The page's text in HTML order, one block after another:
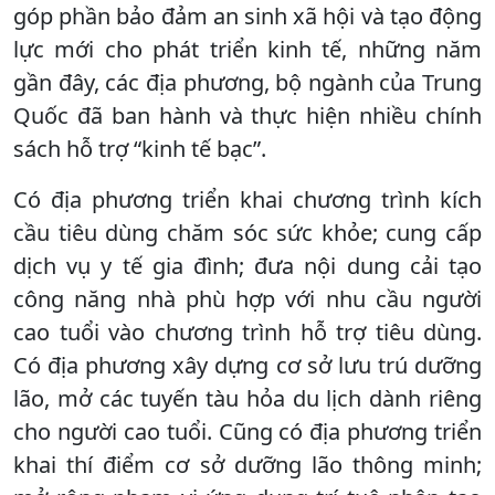
góp phần bảo đảm an sinh xã hội và tạo động
lực mới cho phát triển kinh tế, những năm
gần đây, các địa phương, bộ ngành của Trung
Quốc đã ban hành và thực hiện nhiều chính
sách hỗ trợ “kinh tế bạc”.
Có địa phương triển khai chương trình kích
cầu tiêu dùng chăm sóc sức khỏe; cung cấp
dịch vụ y tế gia đình; đưa nội dung cải tạo
công năng nhà phù hợp với nhu cầu người
cao tuổi vào chương trình hỗ trợ tiêu dùng.
Có địa phương xây dựng cơ sở lưu trú dưỡng
lão, mở các tuyến tàu hỏa du lịch dành riêng
cho người cao tuổi. Cũng có địa phương triển
khai thí điểm cơ sở dưỡng lão thông minh;